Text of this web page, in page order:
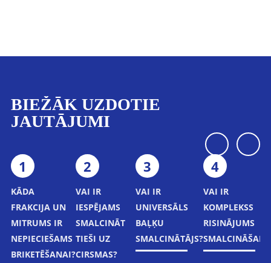
BIEŽĀK UZDOTIE
JAUTĀJUMI
1
KĀDA
FRAKCIJA UN
MITRUMS IR
NEPIECIEŠAMS
BRIKETĒŠANAI?
2
VAI IR
IESPĒJAMS
SMALCINĀT
TIEŠI UZ
CIRSMAS?
3
VAI IR
UNIVERSĀLS
BAĻĶU
SMALCINĀTĀJS?
4
VAI IR
KOMPLEKSS
RISINĀJUMS